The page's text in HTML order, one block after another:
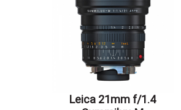
Leica 21mm f/1.4